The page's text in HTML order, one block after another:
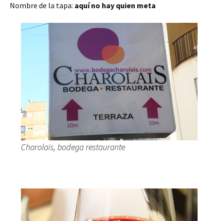
Nombre de la tapa: aquí no hay quien meta
Charolais, bodega restaurante